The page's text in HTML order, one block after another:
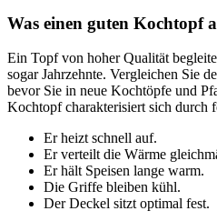
Was einen guten Kochtopf
Ein Topf von hoher Qualität
sogar Jahrzehnte. Vergleichen Sie
bevor Sie in neue Kochtöpfe und
Kochtopf charakterisiert sich durch
Er heizt schnell auf.
Er verteilt die Wärme
Er hält Speisen lange warm.
Die Griffe bleiben kühl.
Der Deckel sitzt optimal fest.